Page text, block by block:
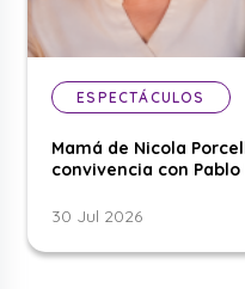
ESPECTÁCULOS
Mamá de Nicola
convivencia con
30 Jul 2026